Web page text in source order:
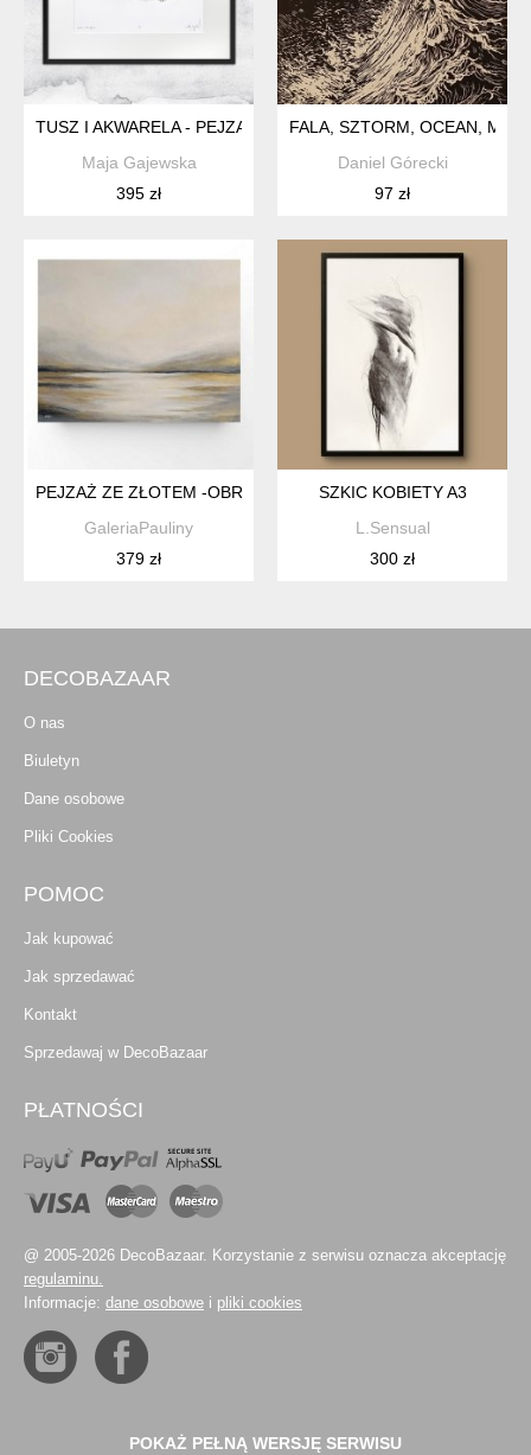
TUSZ I AKWARELA - PEJZAŻ 5 (FORMAT A3)
Maja Gajewska
395 zł
FALA, SZTORM, OCEAN,
Daniel Górecki
97 zł
PEJZAŻ ZE ZŁOTEM -OBRAZ AKRYLOWY FORMATU 40/50 CM
GaleriaPauliny
379 zł
SZKIC KOBIETY A3
L.Sensual
300 zł
DECOBAZAAR
O nas
Biuletyn
Dane osobowe
Pliki Cookies
POMOC
Jak kupować
Jak sprzedawać
Kontakt
Sprzedawaj w DecoBazaar
PŁATNOŚCI
@ 2005-2026 DecoBazaar. Korzystanie z serwisu oznacza akceptację
regulaminu.
Informacje: dane osobowe i pliki cookies
POKAŻ PEŁNĄ WERSJĘ SERWISU